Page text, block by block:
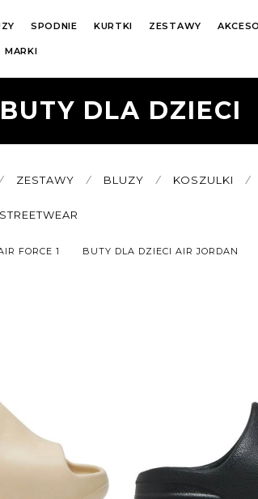
SPODNIE KURTKI ZESTAWY
MARKI
BUTY DLA DZIECI
⁄ ZESTAWY ⁄ BLUZY ⁄ KOSZULKI ⁄
FORCE 1 BUTY DLA DZIECI AIR JORDAN